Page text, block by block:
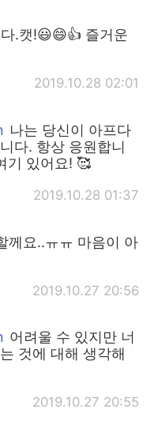
.캣!😃😄👍 즐거운
2019.10.28 02:01
나는 당신이 아프다
다. 항상 응원합니
기 있어요! 🥰
2019.10.28 01:37
께요..ㅠㅠ 마음이 아
2019.10.27 20:56
어려울 수 있지만 너
것에 대해 생각해
2019.10.27 20:55